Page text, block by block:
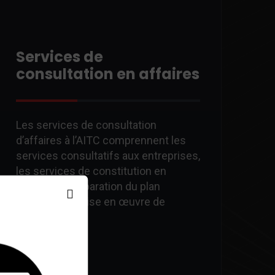
Services de
consultation en affaires
Les services de consultation
d’affaires à l’AITC comprennent les
services consultatifs aux entreprises,
les services de constitution en
société, la préparation du plan
d’affaires, la mise en œuvre de
Read More